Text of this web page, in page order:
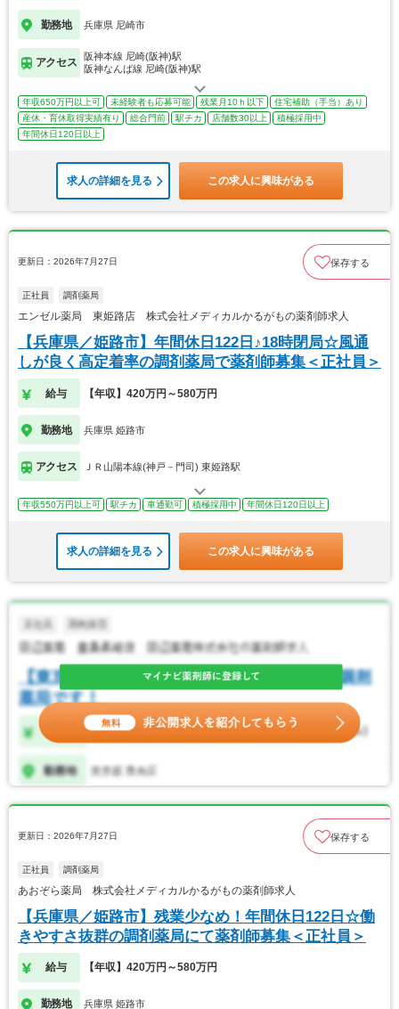
勤務地 兵庫県 尼崎市
アクセス
阪神本線 尼崎(阪神)駅
阪神なんば線 尼崎(阪神)駅
年収650万円以上可 未経験者も応募可能 残業月10ｈ以下
住宅補助（手当）あり
産休・育休取得実績有り
総合門前 駅チカ 店舗数30以上
積極採用中
年間休日120日以上
求人の詳細を見る この求人に興味がある
更新日：2026年7月27日 保存する
正社員 調剤薬局
エンゼル薬局 東姫路店 株式会社メディカルかるがもの薬剤師求人
【兵庫県／姫路市】年間休日122日♪18時閉局☆風通
しが良く高定着率の調剤薬局で薬剤師募集＜正社員＞
給与 【年収】420万円～580万円
勤務地 兵庫県 姫路市
アクセス ＪＲ山陽本線(神戸－門司) 東姫路駅
年収550万円以上可 駅チカ 車通勤可 積極採用中 年間休日120日以上
求人の詳細を見る この求人に興味がある
更新日：2026年7月27日 保存する
正社員 調剤薬局
あおぞら薬局 株式会社メディカルかるがもの薬剤師求人
【兵庫県／姫路市】残業少なめ！年間休日122日☆働
きやすさ抜群の調剤薬局にて薬剤師募集＜正社員＞
給与 【年収】420万円～580万円
勤務地 兵庫県 姫路市